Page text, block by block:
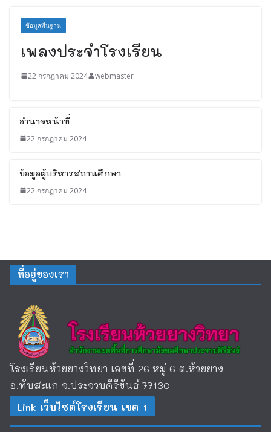
ข้อมูลพื้นฐาน
เพลงประจำโรงเรียน
22 กรกฎาคม 2024 webmaster
อำนาจหน้าที่
22 กรกฎาคม 2024
ข้อมูลผู้บริหารสถานศึกษา
22 กรกฎาคม 2024
ที่อยู่ของเรา
โรงเรียนห้วยยางวิทยา เลขที่ 26 หมู่ 6 ต.ห้วยยาง
อ.ทับสะแก จ.ประจวบคีรีขันธ์ 77130
Link เว็บไซต์โรงเรียน เขต 1